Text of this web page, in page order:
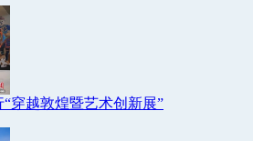
穿越敦煌暨艺术创新展”